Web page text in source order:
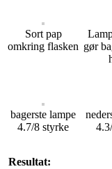
Sort pap
omkring flasken gør
bagerste lampe
4.7/8 styrke
Resultat: